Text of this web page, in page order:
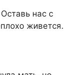
нас с
живется.